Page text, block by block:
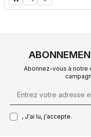
Abonnez-vous à
, J'ai lu, j'accepte.